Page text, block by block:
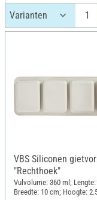
VBS Siliconen
"Rechthoek"
Vulvolume: 360 ml;
Breedte: 10 cm; Hoogte: